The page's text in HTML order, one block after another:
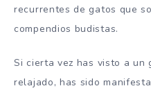
recurrentes de gatos que
compendios budistas.
Si cierta vez has visto a un
relajado, has sido